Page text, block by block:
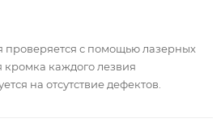
проверяется с помощью лазерных
каждого лезвия
на отсутствие дефектов.